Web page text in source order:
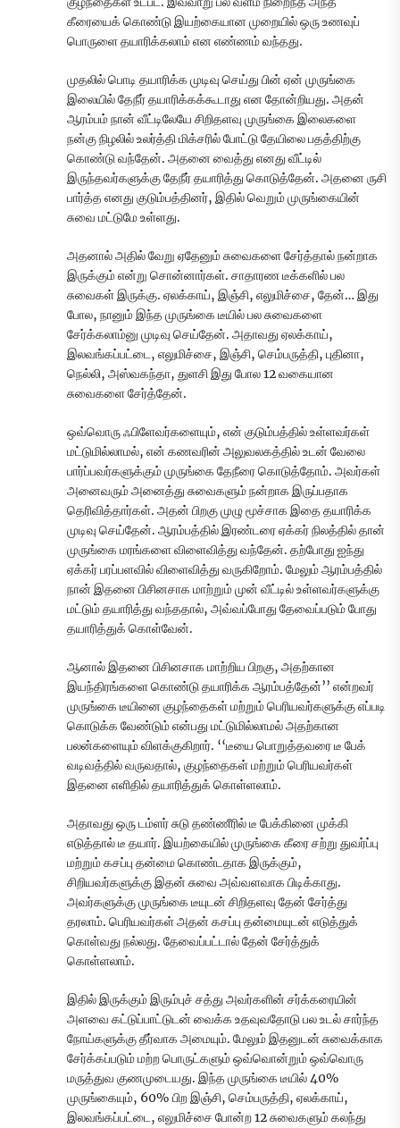
கீரையைக் கொண்டு இயற்கையான முறையில் ஒரு உணவுப்
பொருளை தயாரிக்கலாம் என எண்ணம் வந்தது.
முதலில் பொடி தயாரிக்க முடிவு செய்து பின் ஏன் முருங்கை
இலையில் தேநீர் தயாரிக்கக்கூடாது என தோன்றியது. அதன்
ஆரம்பம் நான் வீட்டிலேயே சிறிதளவு முருங்கை இலைகளை
நன்கு நிழலில் உலர்த்தி மிக்சரில் போட்டு தேயிலை பதத்திற்கு
கொண்டு வந்தேன். அதனை வைத்து எனது வீட்டில்
இருந்தவர்களுக்கு தேநீர் தயாரித்து கொடுத்தேன். அதனை ருசி
பார்த்த எனது குடும்பத்தினர், இதில் வெறும் முருங்கையின்
சுவை மட்டுமே உள்ளது.
அதனால் அதில் வேறு ஏதேனும் சுவைகளை சேர்த்தால் நன்றாக
இருக்கும் என்று சொன்னார்கள். சாதாரண டீக்களில் பல
சுவைகள் இருக்கு. ஏலக்காய், இஞ்சி, எலுமிச்சை, தேன்… இது
போல, நானும் இந்த முருங்கை டீயில் பல சுவைகளை
சேர்க்கலாம்னு முடிவு செய்தேன். அதாவது ஏலக்காய்,
இலவங்கப்பட்டை, எலுமிச்சை, இஞ்சி, செம்பருத்தி, புதினா,
நெல்லி, அஸ்வகந்தா, துளசி இது போல 12 வகையான
சுவைகளை சேர்த்தேன்.
ஒவ்வொரு ஃபிளேவர்களையும், என் குடும்பத்தில் உள்ளவர்கள்
மட்டுமில்லாமல், என் கணவரின் அலுவலகத்தில் உடன் வேலை
பார்ப்பவர்களுக்கும் முருங்கை தேநீரை கொடுத்தோம். அவர்கள்
அனைவரும் அனைத்து சுவைகளும் நன்றாக இருப்பதாக
தெரிவித்தார்கள். அதன் பிறகு முழு மூச்சாக இதை தயாரிக்க
முடிவு செய்தேன். ஆரம்பத்தில் இரண்டரை ஏக்கர் நிலத்தில் தான்
முருங்கை மரங்களை விளைவித்து வந்தேன். தற்போது ஐந்து
ஏக்கர் பரப்பளவில் விளைவித்து வருகிறோம். மேலும் ஆரம்பத்தில்
நான் இதனை பிசினசாக மாற்றும் முன் வீட்டில் உள்ளவர்களுக்கு
மட்டும் தயாரித்து வந்ததால், அவ்வப்போது தேவைப்படும் போது
தயாரித்துக் கொள்வேன்.
ஆனால் இதனை பிசினசாக மாற்றிய பிறகு, அதற்கான
இயந்திரங்களை கொண்டு தயாரிக்க ஆரம்பத்தேன்’’ என்றவர்
முருங்கை டீயினை குழந்தைகள் மற்றும் பெரியவர்களுக்கு எப்படி
கொடுக்க வேண்டும் என்பது மட்டுமில்லாமல் அதற்கான
பலன்களையும் விளக்குகிறார். ‘‘டீயை பொறுத்தவரை டீ பேக்
வடிவத்தில் வருவதால், குழந்தைகள் மற்றும் பெரியவர்கள்
இதனை எளிதில் தயாரித்துக் கொள்ளலாம்.
அதாவது ஒரு டம்ளர் சுடு தண்ணீரில் டீ பேக்கினை முக்கி
எடுத்தால் டீ தயார். இயற்கையில் முருங்கை கீரை சற்று துவர்ப்பு
மற்றும் கசப்பு தன்மை கொண்டதாக இருக்கும்,
சிறியவர்களுக்கு இதன் சுவை அவ்வளவாக பிடிக்காது.
அவர்களுக்கு முருங்கை டீயுடன் சிறிதளவு தேன் சேர்த்து
தரலாம். பெரியவர்கள் அதன் கசப்பு தன்மையுடன் எடுத்துக்
கொள்வது நல்லது. தேவைப்பட்டால் தேன் சேர்த்துக்
கொள்ளலாம்.
இதில் இருக்கும் இரும்புச் சத்து அவர்களின் சர்க்கரையின்
அளவை கட்டுப்பாட்டுடன் வைக்க உதவுவதோடு பல உடல் சார்ந்த
நோய்களுக்கு தீர்வாக அமையும். மேலும் இதனுடன் சுவைக்காக
சேர்க்கப்படும் மற்ற பொருட்களும் ஒவ்வொன்றும் ஒவ்வொரு
மருத்துவ குணமுடையது. இந்த முருங்கை டீயில் 40%
முருங்கையும், 60% பிற இஞ்சி, செம்பருத்தி, ஏலக்காய்,
இலவங்கப்பட்டை, எலுமிச்சை போன்ற 12 சுவைகளும் கலந்து